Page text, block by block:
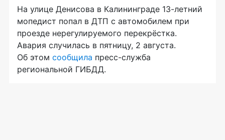
На улице Денисова в Калининграде 13-летний
мопедист попал в ДТП с автомобилем при
проезде нерегулируемого перекрёстка.
Авария случилась в пятницу, 2 августа.
Об этом сообщила пресс-служба
региональной ГИБДД.